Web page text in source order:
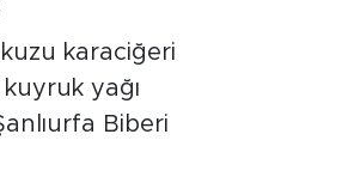
karaciğeri
yağı
Biberi